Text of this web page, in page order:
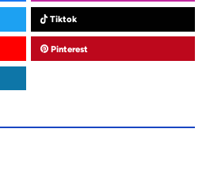
Tiktok
Pinterest